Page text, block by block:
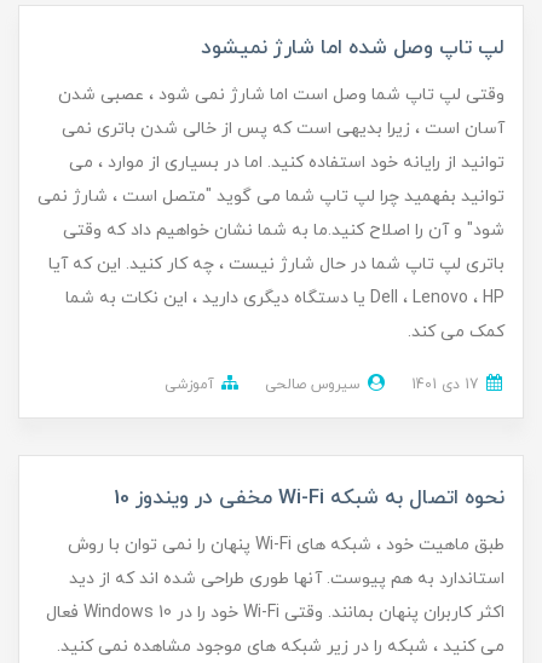
لپ تاپ وصل شده اما شارژ نمیشود
وقتی لپ تاپ شما وصل است اما شارژ نمی شود ، عصبی شدن
آسان است ، زیرا بدیهی است که پس از خالی شدن باتری نمی
توانید از رایانه خود استفاده کنید. اما در بسیاری از موارد ، می
توانید بفهمید چرا لپ تاپ شما می گوید "متصل است ، شارژ نمی
شود" و آن را اصلاح کنید.ما به شما نشان خواهیم داد که وقتی
باتری لپ تاپ شما در حال شارژ نیست ، چه کار کنید. این که آیا
Dell ، Lenovo ، HP یا دستگاه دیگری دارید ، این نکات به شما
کمک می کند.
سیروس صالحی آموزشی
نحوه اتصال به شبکه Wi-Fi مخفی در ویندوز 10
طبق ماهیت خود ، شبکه های Wi-Fi پنهان را نمی توان با روش
استاندارد به هم پیوست. آنها طوری طراحی شده اند که از دید
اکثر کاربران پنهان بمانند. وقتی Wi-Fi خود را در Windows 10 فعال
می کنید ، شبکه را در زیر شبکه های موجود مشاهده نمی کنید.